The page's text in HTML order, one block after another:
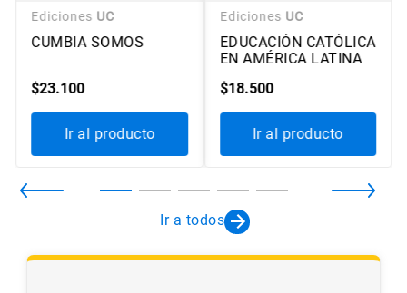
Ir a todos
Ediciones UC
CUMBIA SOMOS
$23.100
Ir al producto
Ediciones UC
EDUCACIÓN CATÓLICA
EN AMÉRICA LATINA
$18.500
Ir al producto